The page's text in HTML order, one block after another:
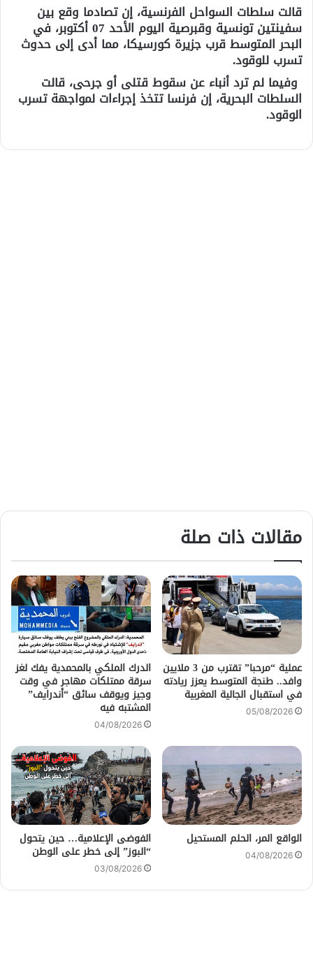
قالت سلطات السواحل الفرنسية، إن تصادما وقع بين
سفينتين تونسية وقبرصية اليوم الأحد 07 أكتوبر، في
البحر المتوسط قرب جزيرة كورسيكا، مما أدى إلى حدوث
تسرب للوقود.
وفيما لم ترد أنباء عن سقوط قتلى أو جرحى، قالت
السلطات البحرية، إن فرنسا تتخذ إجراءات لمواجهة تسرب
الوقود.
مقالات ذات صلة
عملية “مرحبا” تقترب من 3 ملايين
وافد.. طنجة المتوسط يعزز ريادته
في استقبال الجالية المغربية
05/08/2026
الدرك الملكي بالمحمدية يفك لغز
سرقة ممتلكات مهاجر في وقت
وجيز ويوقف سائق “أندرايف”
المشتبه فيه
04/08/2026
الواقع المر، الحلم المستحيل
04/08/2026
الفوضى الإعلامية… حين يتحول
“البوز” إلى خطر على الوطن
03/08/2026